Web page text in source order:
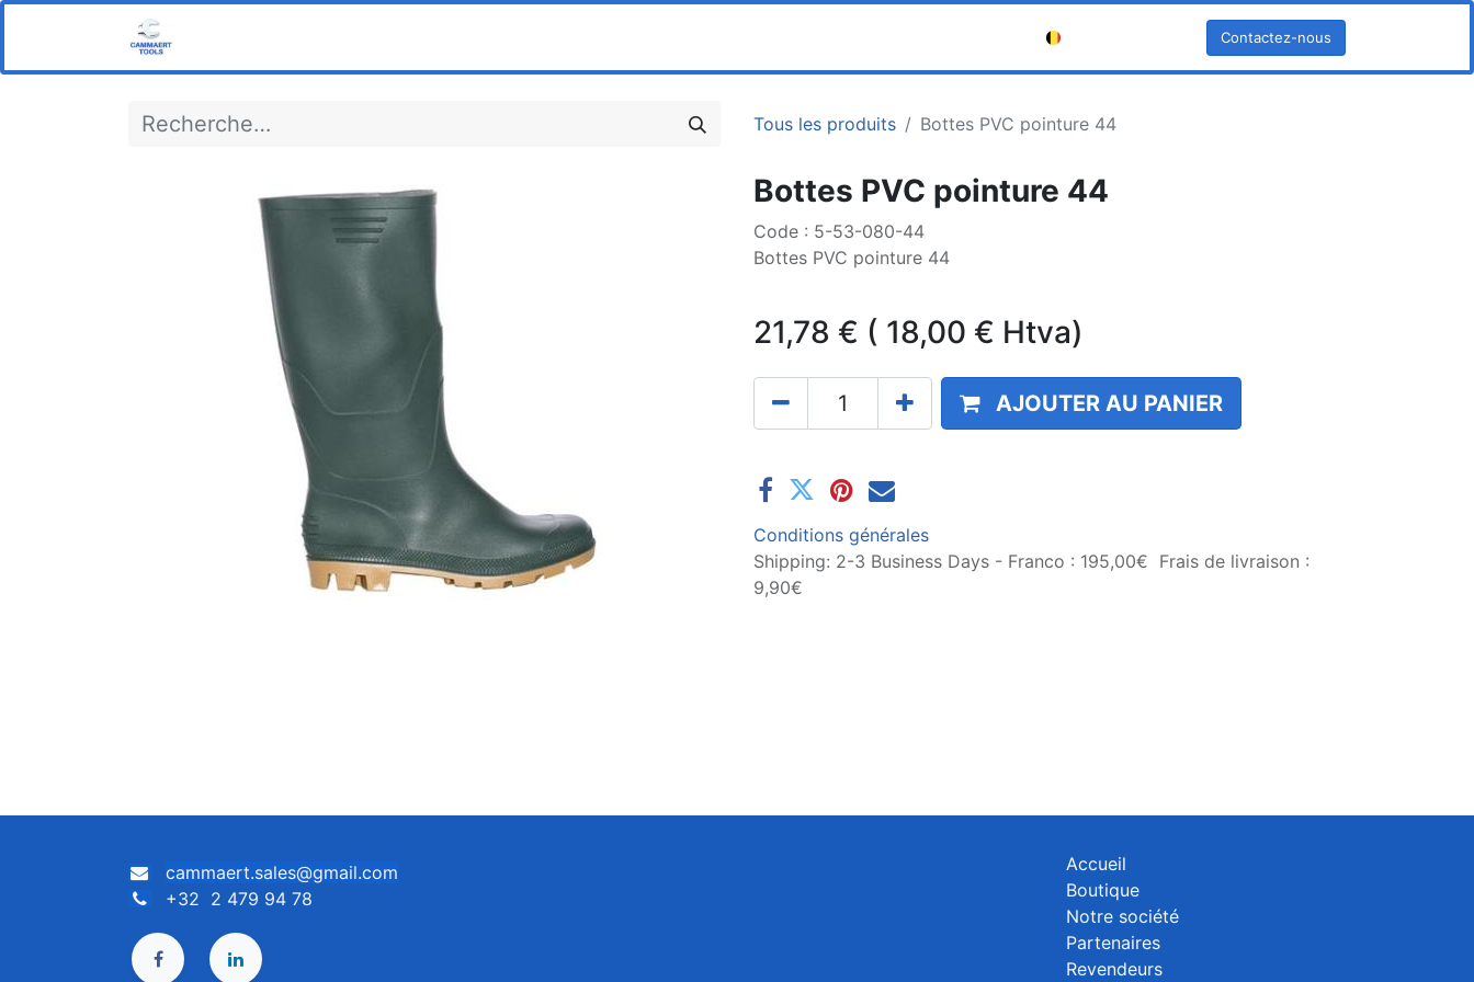
Contactez-nous
Tous les produits Bottes PVC pointure 44
Bottes PVC pointure 44
Code : 5-53-080-44
Bottes PVC pointure 44
21,78 € ( 18,00 € Htva)
AJOUTER AU PANIER
Conditions générales
Shipping: 2-3 Business Days - Franco : 195,00€ Frais de livraison :
9,90€
cammaert.sales@gmail.com
+32 2 479 94 78
Accueil
Boutique
Notre société
Partenaires
Revendeurs